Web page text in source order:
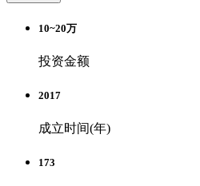
10~20万
投资金额
2017
成立时间(年)
173